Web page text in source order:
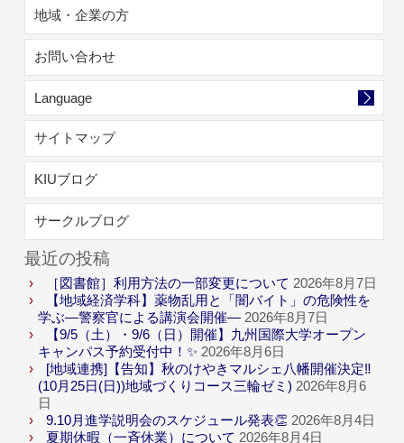
地域・企業の方
お問い合わせ
Language
サイトマップ
KIUブログ
サークルブログ
最近の投稿
［図書館］利用方法の一部変更について 2026年8月7日
【地域経済学科】薬物乱用と「闇バイト」の危険性を
学ぶ―警察官による講演会開催― 2026年8月7日
【9/5（土）・9/6（日）開催】九州国際大学オープン
キャンパス予約受付中！✨ 2026年8月6日
[地域連携]【告知】秋のけやきマルシェ八幡開催決定‼
(10月25日(日))地域づくりコース三輪ゼミ) 2026年8月6
日
9.10月進学説明会のスケジュール発表👏 2026年8月4日
夏期休暇（一斉休業）について 2026年8月4日